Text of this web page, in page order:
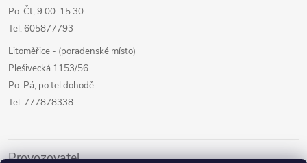
Po-Čt, 9:00-15:30
Tel: 605877793
Litoměřice - (poradenské místo)
Plešivecká 1153/56
Po-Pá, po tel dohodě
Tel: 777878338
Provozovatel